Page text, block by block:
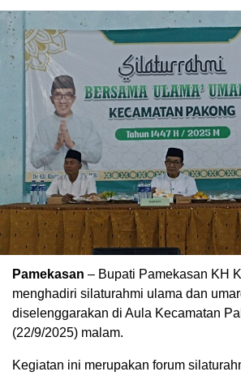
Pamekasan – Bupati Pamekasan KH
menghadiri silaturahmi ulama dan
diselenggarakan di Aula Kecamatan
(22/9/2025) malam.
Kegiatan ini merupakan forum